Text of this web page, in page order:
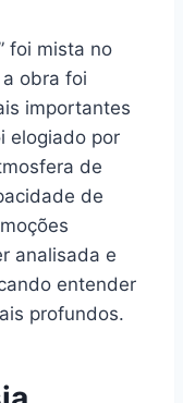
foi mista no
obra foi
importantes
elogiado por
de
de
analisada e
entender
profundos.